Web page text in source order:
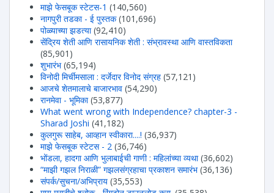
माझे फेसबूक स्टेटस-1 (140,560)
नागपुरी तडका - ई पुस्तक (101,696)
पोळ्याच्या झडत्या (92,410)
सेंद्रिय शेती आणि रासायनिक शेती : संभ्रावस्था आणि वास्तविकता
(85,901)
शुभारंभ (65,194)
विनोदी मिर्चीमसाला : दर्जेदार विनोद संग्रह (57,121)
आजचे शेतमालाचे बाजारभाव (54,290)
रानमेवा - भूमिका (53,877)
What went wrong with Independence? chapter-3 -
Sharad Joshi (41,182)
कुलगुरू साहेब, आव्हान स्वीकारा....! (36,937)
माझे फेसबूक स्टेटस - 2 (36,746)
भोंडला, हादगा आणि भुलाबाईची गाणी : महिलांच्या व्यथा (36,602)
“माझी गझल निराळी” गझलसंग्रहाचा प्रकाशन समारंभ (36,136)
संपर्क/सुचना/अभिप्राय (35,553)